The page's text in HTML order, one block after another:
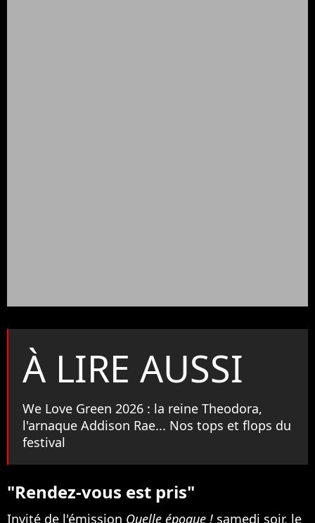
À LIRE AUSSI
We Love Green 2026 : la reine Theodora,
l'arnaque Addison Rae... Nos tops et flops du
festival
"Rendez-vous est pris"
Invité de l'émission Quelle époque ! samedi soir, le